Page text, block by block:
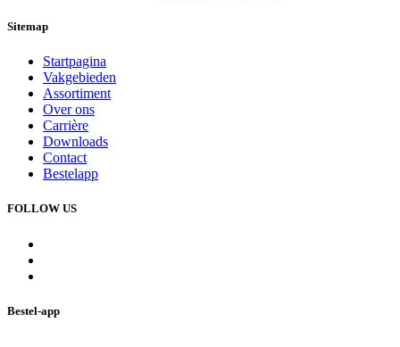
Sitemap
Startpagina
Vakgebieden
Assortiment
Over ons
Carrière
Downloads
Contact
Bestelapp
FOLLOW US
Bestel-app